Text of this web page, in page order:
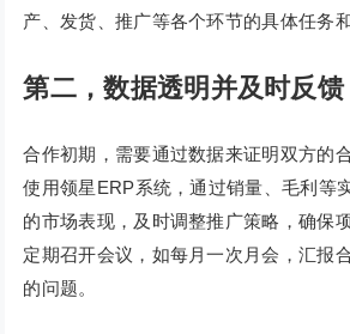
产、发货、推广等各个环节的具体任务
第二，数据透明并及时反馈
合作初期，需要通过数据来证明双方的
使用领星ERP系统，通过销量、毛利等
的市场表现，及时调整推广策略，确保
定期召开会议，如每月一次月会，汇报
的问题。